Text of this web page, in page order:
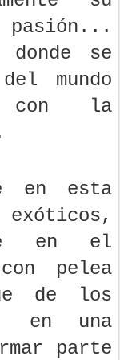
pasión...
donde se
mundo
con la
en esta
en el
pelea
de los
en una
parte